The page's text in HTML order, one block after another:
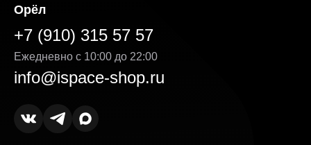
Орёл
+7 (910) 315 57 57
Ежедневно с 10:00 до 22:00
info@ispace-shop.ru